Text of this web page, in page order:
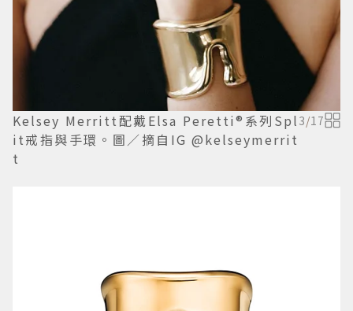
Kelsey Merritt配戴Elsa Peretti®系列Spl
it戒指與手環。圖／摘自IG @kelseymerrit
t
3/17